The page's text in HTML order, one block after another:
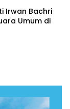
Irwan Bachri
Umum di